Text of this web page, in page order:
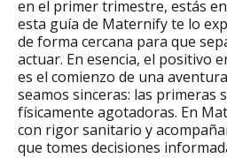
en el primer trimestre, estás
esta guía de Maternify te lo
de forma cercana para que
actuar. En esencia, el positivo
es el comienzo de una
seamos sinceras: las primeras
físicamente agotadoras. En
con rigor sanitario y
que tomes decisiones